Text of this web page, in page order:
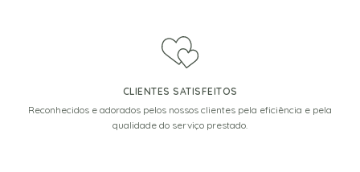
CLIENTES SATISFEITOS
Reconhecidos e adorados pelos nossos clientes pela eficiência e pela
qualidade do serviço prestado.